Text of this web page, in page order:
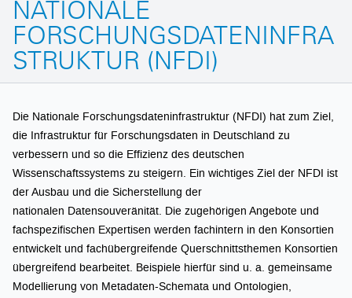
NATIONALE
FORSCHUNGSDATENINFRA
STRUKTUR (NFDI)
Die Nationale Forschungsdateninfrastruktur (NFDI) hat zum Ziel,
die Infrastruktur für Forschungsdaten in Deutschland zu
verbessern und so die Effizienz des deutschen
Wissenschaftssystems zu steigern. Ein wichtiges Ziel der NFDI ist
der Ausbau und die Sicherstellung der
nationalen Datensouveränität. Die zugehörigen Angebote und
fachspezifischen Expertisen werden fachintern in den Konsortien
entwickelt und fachübergreifende Querschnittsthemen Konsortien
übergreifend bearbeitet. Beispiele hierfür sind u. a. gemeinsame
Modellierung von Metadaten-Schemata und Ontologien,